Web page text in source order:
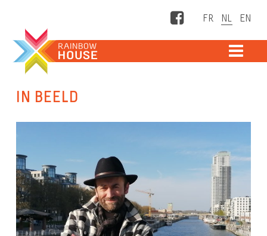
Facebook
IN BEELD